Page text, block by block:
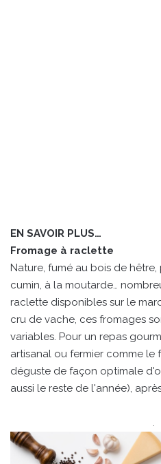
EN SAVOIR PLUS…
Fromage à raclette
Nature, fumé au bois de
cumin, à la moutarde…
raclette disponibles sur le
cru de vache, ces fromages
variables. Pour un repas
artisanal ou fermier comme le
déguste de façon optimale
aussi le reste de l'année),
.